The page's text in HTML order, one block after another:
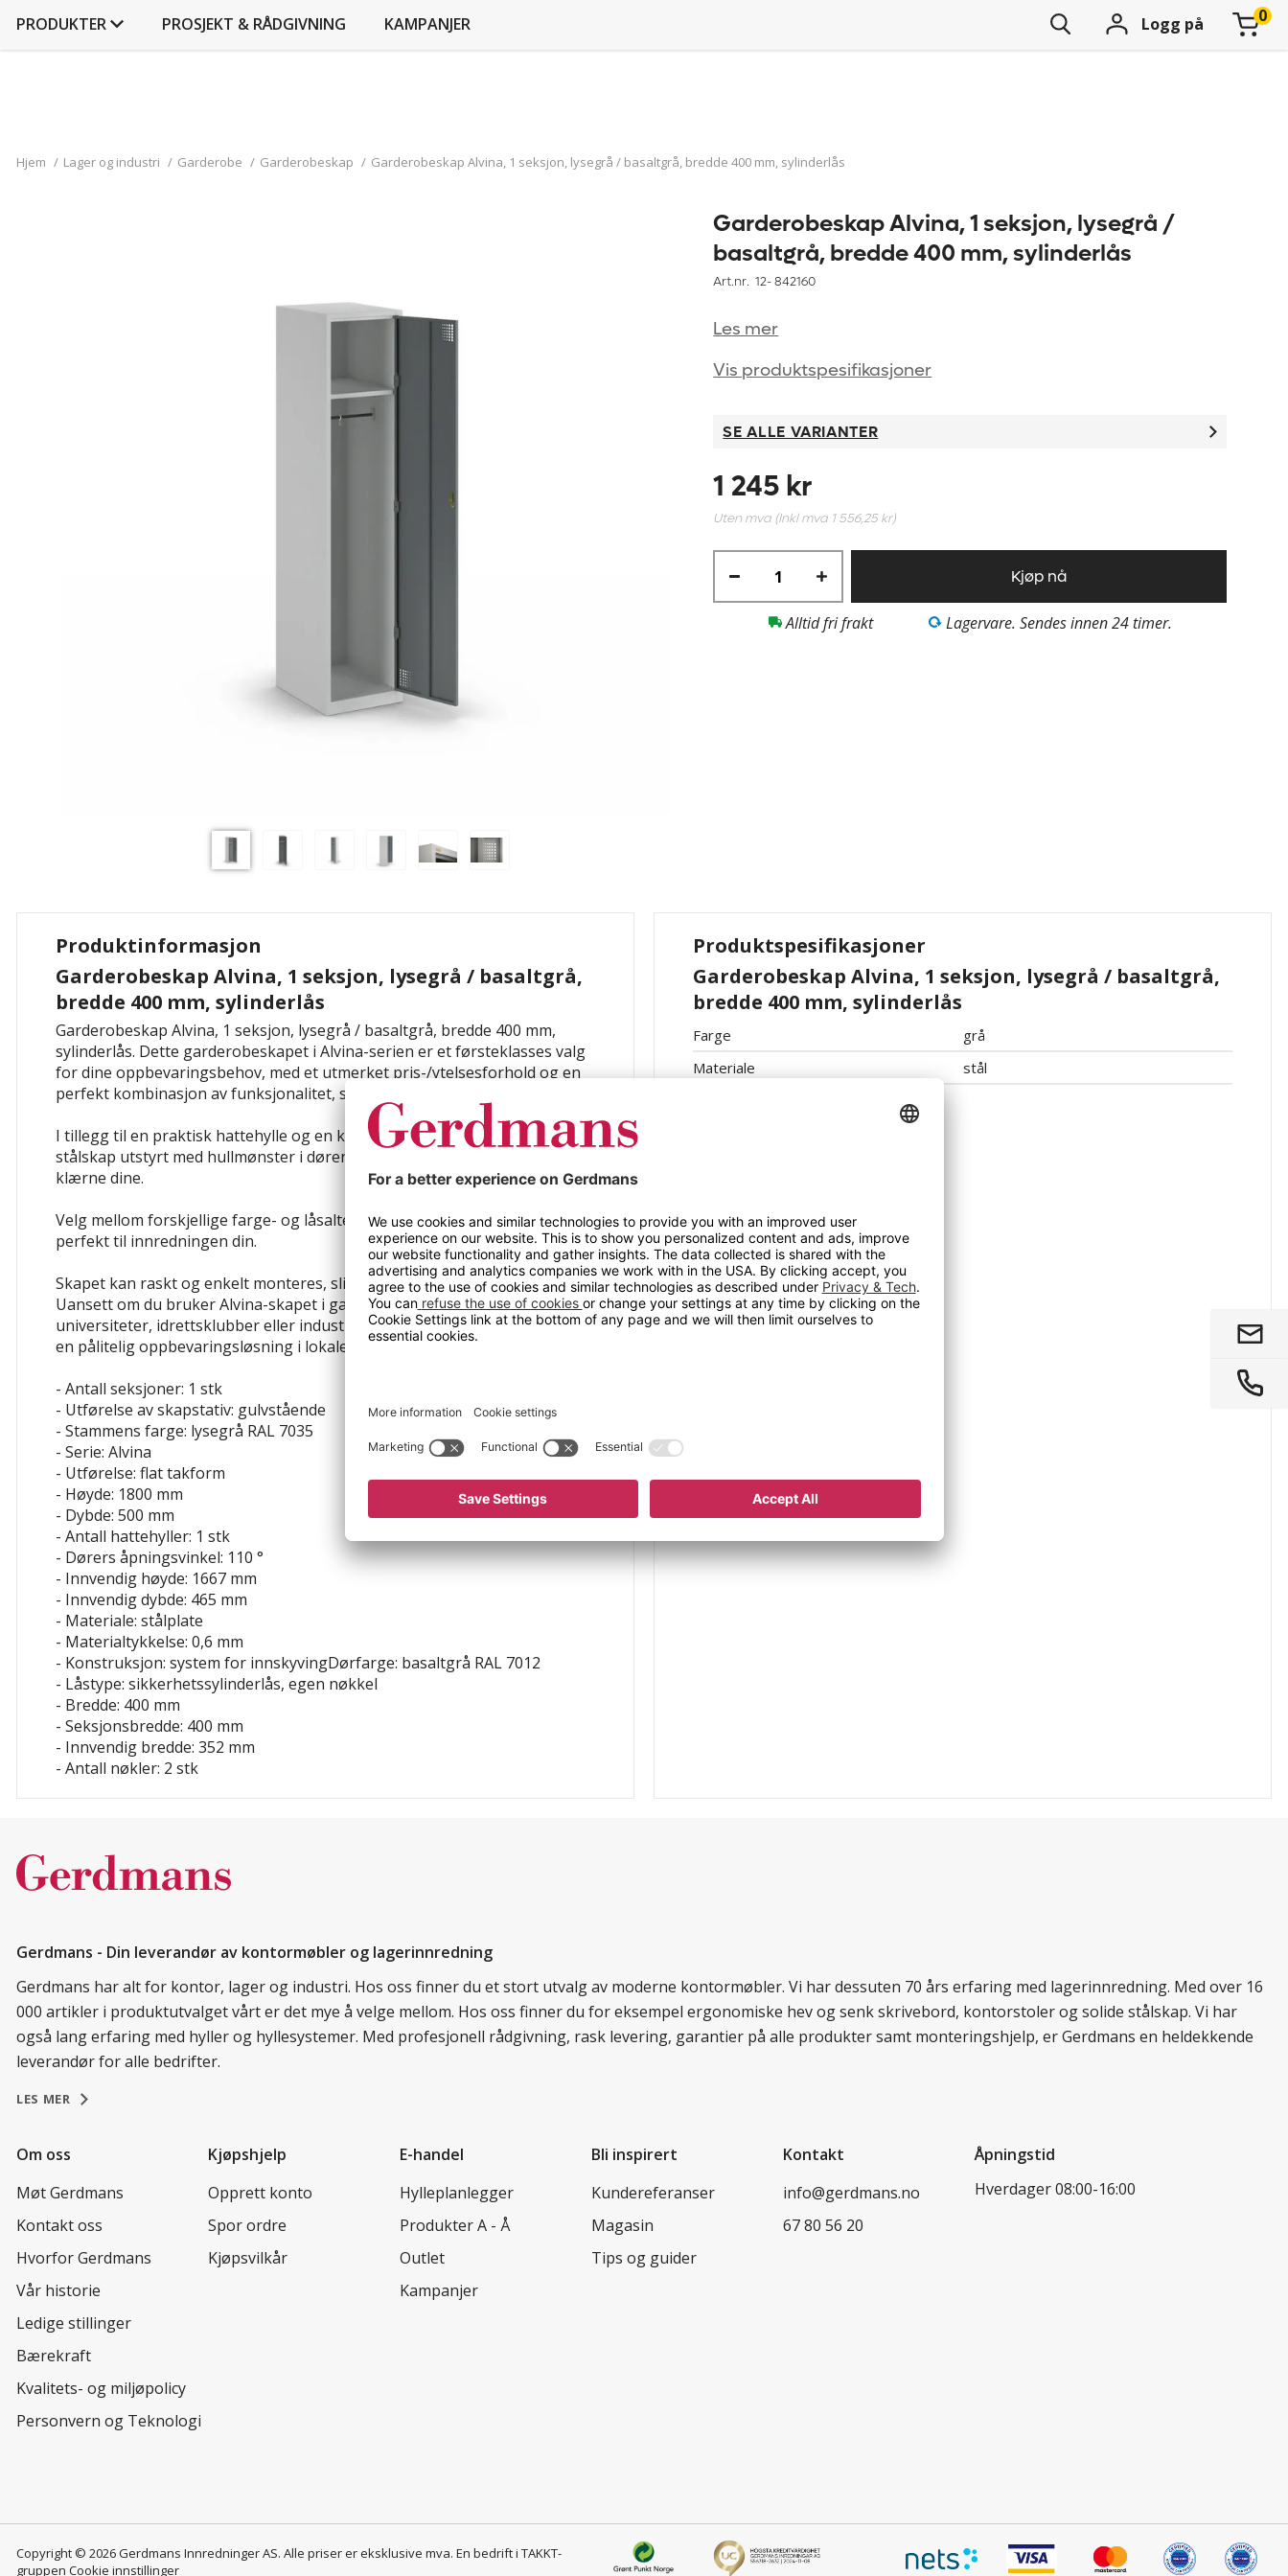
PRODUKTER PROSJEKT & RÅDGIVNING KAMPANJER Logg på
Hjem / Lager og industri / Garderobe / Garderobeskap / Garderobeskap Alvina, 1 seksjon, lysegrå / basaltgrå, bredde 400 mm, sylinderlås
Garderobeskap Alvina, 1 seksjon, lysegrå /
basaltgrå, bredde 400 mm, sylinderlås
Art.nr. 12-842160
Les mer
Vis produktspesifikasjoner
SE ALLE VARIANTER
1 245 kr
Uten mva (Inkl mva 1 556,25 kr)
Kjøp nå
Alltid fri frakt Lagervare. Sendes innen 24 timer.
Produktinformasjon
Garderobeskap Alvina, 1 seksjon, lysegrå / basaltgrå,
bredde 400 mm, sylinderlås
Garderobeskap Alvina, 1 seksjon, lysegrå / basaltgrå, bredde 400 mm,
sylinderlås. Dette garderobeskapet i Alvina-serien er et førsteklasses valg
for dine oppbevaringsbehov, med et utmerket pris-/ytelsesforhold og en
perfekt kombinasjon av funksjonalitet, stabilitet og moderne design.
I tillegg til en praktisk hattehylle og en klesstang med kroker, er Alvina
stålskap utstyrt med hullmønster i døren for å sikre optimal ventilasjon av
klærne dine.
Velg mellom forskjellige farge- og låsalternativer for å tilpasse skapet
perfekt til innredningen din.
Skapet kan raskt og enkelt monteres, slik at installasjonen går knirkefritt.
Uansett om du bruker Alvina-skapet i garderober og fellesrom på
universiteter, idrettsklubber eller industri- og produksjonsbedrifter, er det
en pålitelig oppbevaringsløsning i lokalene dine.
- Antall seksjoner: 1 stk
- Utførelse av skapstativ: gulvstående
- Stammens farge: lysegrå RAL 7035
- Serie: Alvina
- Utførelse: flat takform
- Høyde: 1800 mm
- Dybde: 500 mm
- Antall hattehyller: 1 stk
- Dørers åpningsvinkel: 110 °
- Innvendig høyde: 1667 mm
- Innvendig dybde: 465 mm
- Materiale: stålplate
- Materialtykkelse: 0,6 mm
- Konstruksjon: system for innskyvingDørfarge: basaltgrå RAL 7012
- Låstype: sikkerhetssylinderlås, egen nøkkel
- Bredde: 400 mm
- Seksjonsbredde: 400 mm
- Innvendig bredde: 352 mm
- Antall nøkler: 2 stk
Produktspesifikasjoner
Garderobeskap Alvina, 1 seksjon, lysegrå / basaltgrå,
bredde 400 mm, sylinderlås
Farge
grå
Materiale
stål
Gerdmans - Din leverandør av kontormøbler og lagerinnredning
Gerdmans har alt for kontor, lager og industri. Hos oss finner du et stort utvalg av moderne kontormøbler. Vi har dessuten 70 års erfaring med lagerinnredning. Med over 16
000 artikler i produktutvalget vårt er det mye å velge mellom. Hos oss finner du for eksempel ergonomiske hev og senk skrivebord, kontorstoler og solide stålskap. Vi har
også lang erfaring med hyller og hyllesystemer. Med profesjonell rådgivning, rask levering, garantier på alle produkter samt monteringshjelp, er Gerdmans en heldekkende
leverandør for alle bedrifter.
LES MER
Om oss
Møt Gerdmans
Kontakt oss
Hvorfor Gerdmans
Vår historie
Ledige stillinger
Bærekraft
Kvalitets- og miljøpolicy
Personvern og Teknologi
Kjøpshjelp
Opprett konto
Spor ordre
Kjøpsvilkår
E-handel
Hylleplanlegger
Produkter A - Å
Outlet
Kampanjer
Bli inspirert
Kundereferanser
Magasin
Tips og guider
Kontakt
info@gerdmans.no
67 80 56 20
Åpningstid
Hverdager 08:00-16:00
Copyright © 2026 Gerdmans Innredninger AS. Alle priser er eksklusive mva. En bedrift i TAKKT-
gruppen Cookie innstillinger